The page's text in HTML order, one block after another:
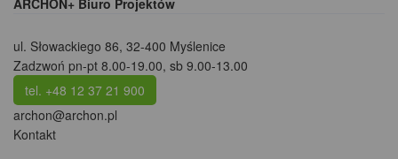
ul. Słowackiego 86, 32-400 Myślenice
Zadzwoń pn-pt 8.00-19.00, sb 9.00-13.00
tel. +48 12 37 21 900
archon@archon.pl
Kontakt